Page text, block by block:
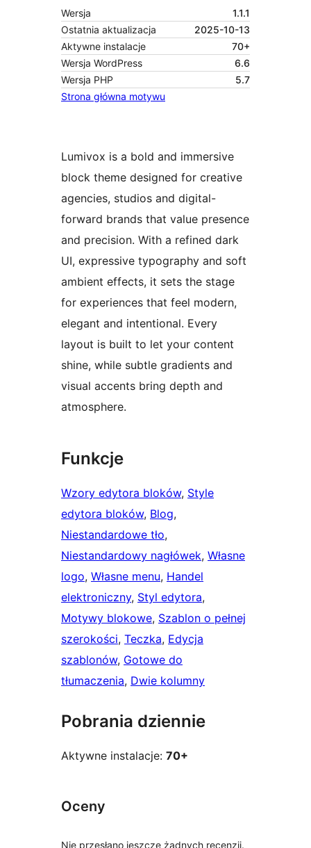
Wersja
1.1.1
Ostatnia aktualizacja
2025-10-13
Aktywne instalacje
70+
Wersja WordPress
6.6
Wersja PHP
5.7
Strona główna motywu
Lumivox is a bold and immersive
block theme designed for creative
agencies, studios and digital-
forward brands that value presence
and precision. With a refined dark
UI, expressive typography and soft
ambient effects, it sets the stage
for experiences that feel modern,
elegant and intentional. Every
layout is built to let your content
shine, while subtle gradients and
visual accents bring depth and
atmosphere.
Funkcje
Wzory edytora bloków, Style
edytora bloków, Blog
Niestandardowe tło
Niestandardowy nagłówek, Własne
logo, Własne menu, Handel
elektroniczny, Styl edytora
Motywy blokowe, Szablon o pełnej
szerokości, Teczka, Edycja
szablonów, Gotowe do
tłumaczenia, Dwie kolumny
Pobrania dziennie
Aktywne instalacje: 70+
Oceny
Nie przesłano jeszcze żadnych recenzji.